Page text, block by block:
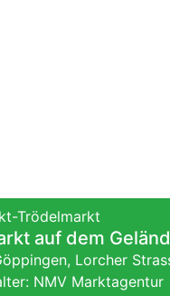
Trödelmarkt
auf dem
Lorcher
NMV Marktagentur